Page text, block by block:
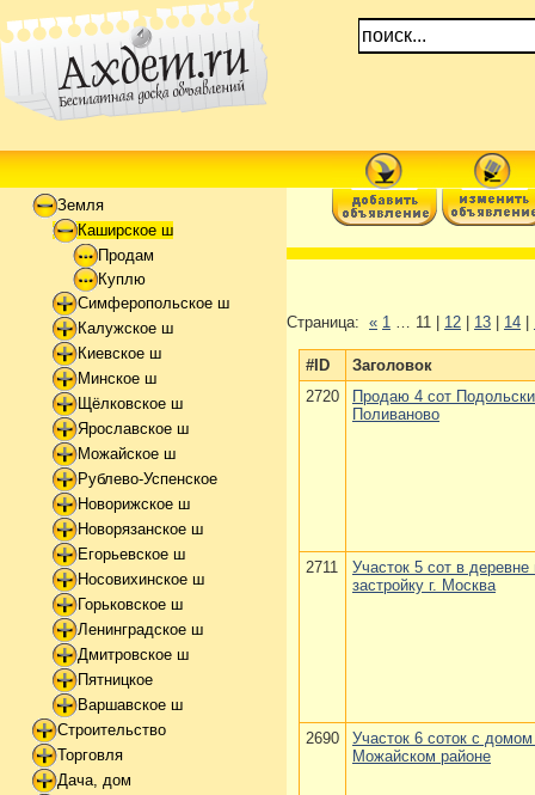
Земля
Каширское ш
Продам
Куплю
Симферопольское ш
Калужское ш
Киевское ш
Минское ш
Щёлковское ш
Ярославское ш
Можайское ш
Рублево-Успенское
Новорижское ш
Новорязанское ш
Егорьевское ш
Носовихинское ш
Горьковское ш
Ленинградское ш
Дмитровское ш
Пятницкое
Варшавское ш
Строительство
Торговля
Дача, дом
Страница: « 1 … 11 | 12 13 14
#ID
Заголовок
2720
Продаю 4 сот
Поливаново
2711
Участок 5 сот в деревне
застройку г. Москва
2690
Участок 6 соток с
Можайском районе